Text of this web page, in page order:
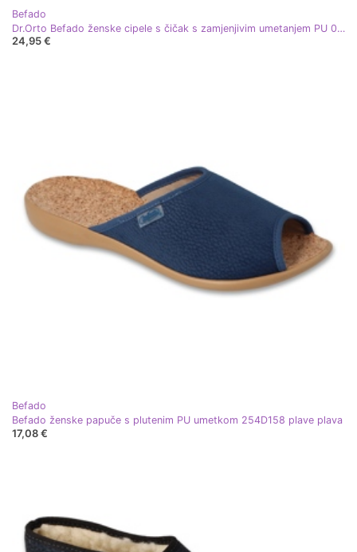
Befado
Dr.Orto Befado ženske cipele s čičak s zamjenjivim umetanjem PU 088d001 mornarsko plava
24,95 €
Befado
Befado ženske papuče s plutenim PU umetkom 254D158 plave plava
17,08 €